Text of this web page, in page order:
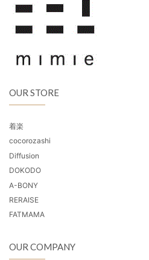
OUR STORE
着楽
cocorozashi
Diffusion
DOKODO
A-BONY
RERAISE
FATMAMA
OUR COMPANY